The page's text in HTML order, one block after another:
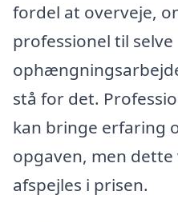
fordel at overveje,
professionel til selve
stå for det.
kan bringe erfaring
opgaven, men
afspejles i prisen.